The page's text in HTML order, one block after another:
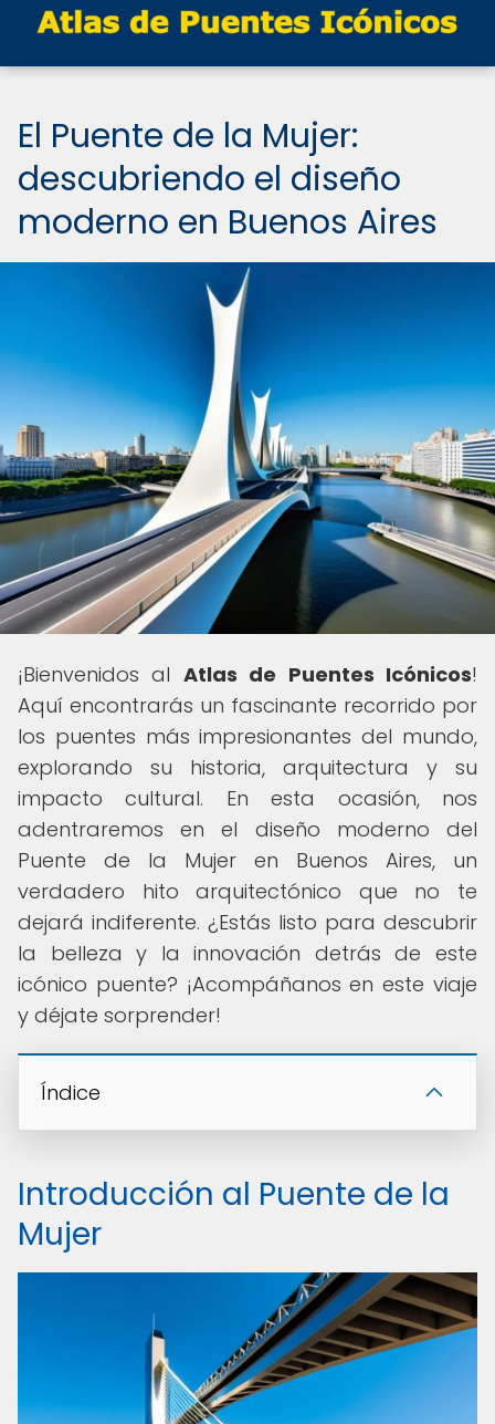
El Puente de la Mujer:
descubriendo el diseño
moderno en Buenos Aires
¡Bienvenidos al Atlas de Puentes Icónicos!
Aquí encontrarás un fascinante recorrido por
los puentes más impresionantes del mundo,
explorando su historia, arquitectura y su
impacto cultural. En esta ocasión, nos
adentraremos en el diseño moderno del
Puente de la Mujer en Buenos Aires, un
verdadero hito arquitectónico que no te
dejará indiferente. ¿Estás listo para descubrir
la belleza y la innovación detrás de este
icónico puente? ¡Acompáñanos en este viaje
y déjate sorprender!
Índice
Introducción al Puente de la
Mujer